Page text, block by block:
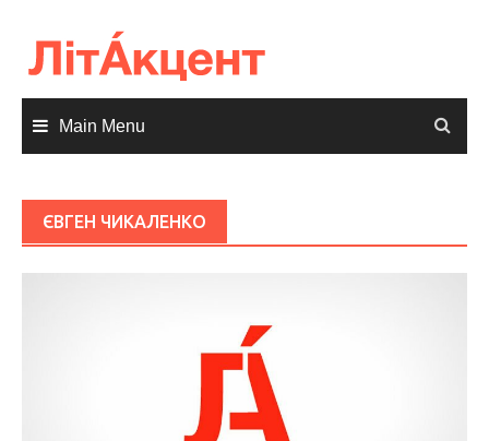
content
Main Menu
ЄВГЕН ЧИКАЛЕНКО